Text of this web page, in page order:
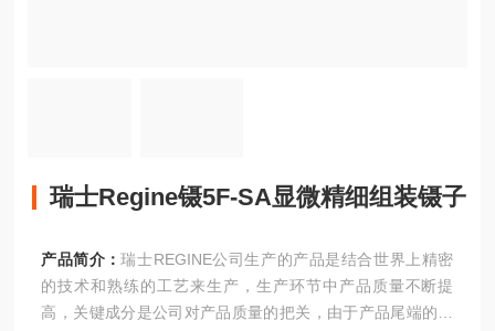
瑞士Regine镊5F-SA显微精细组装镊子
产品简介：瑞士REGINE公司生产的产品是结合世界上精密
的技术和熟练的工艺来生产，生产环节中产品质量不断提
高，关键成分是公司对产品质量的把关，由于产品尾端的生